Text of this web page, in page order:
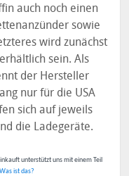
auch noch einen
sowie
wird zunächst
sein. Als
der Hersteller
nur für die USA
sich auf jeweils
die Ladegeräte.
unterstützt uns mit einem Teil
Was ist das?